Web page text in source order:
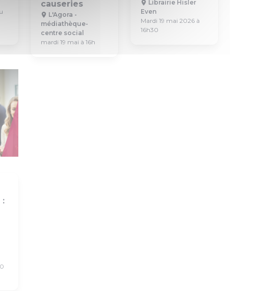
causeries
L'Agora -
médiathèque-
centre social
mardi 19 mai à 16h
Librairie Hisler
Even
Mardi 19 mai 2026 à
16h30
: